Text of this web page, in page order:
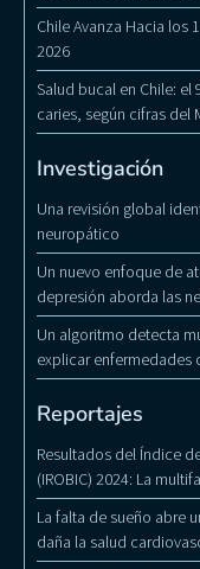
Chile Avanza Hacia los
2026
Salud bucal en Chile:
caries, según cifras del
Investigación
Una revisión global
neuropático
Un nuevo enfoque de
depresión aborda las
Un algoritmo detecta
explicar enfermedades
Reportajes
Resultados del Índice
(IROBIC) 2024: La
La falta de sueño abre
daña la salud